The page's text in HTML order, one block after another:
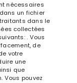
nécessaires
un fichier
dans le
collectées
. Vous
de
votre
une
que
Vous pouvez